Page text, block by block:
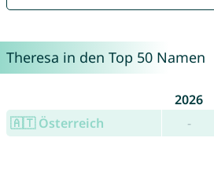
Theresa in den Top 50 Namen
2026
🇦🇹 Österreich
-